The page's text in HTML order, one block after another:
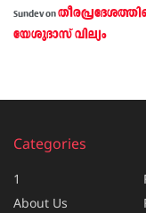
Sundevon
യേശുദാസ് വില്യം
Categories
1
About Us